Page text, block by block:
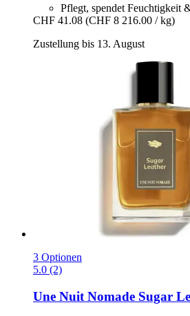
Pflegt, spendet Feuchtigkeit
CHF 41.08 (CHF 8 216.00 / kg)
Zustellung bis 13. August
3 Optionen
5.0 (2)
Une Nuit Nomade Sugar